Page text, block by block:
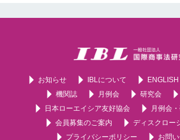
お知らせ IBLについて ENGLISH
機関誌
月例会 研究会
日本ローエイシア友好協会
月例会
会員募集のご案内
ディスクロー
プライバシーポリシー
お問